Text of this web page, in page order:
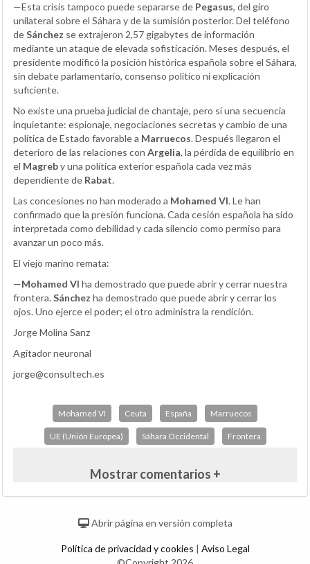
—Esta crisis tampoco puede separarse de Pegasus, del giro
unilateral sobre el Sáhara y de la sumisión posterior. Del teléfono
deSánchez se extrajeron 2,57 gigabytes de información
mediante un ataque de elevada sofisticación. Meses después, el
presidente modificó la posición histórica española sobre el Sáhara,
sin debate parlamentario, consenso político ni explicación
suficiente.
No existe una prueba judicial de chantaje, pero sí una secuencia
inquietante: espionaje, negociaciones secretas y cambio de una
política de Estado favorable a Marruecos. Después llegaron el
deterioro de las relaciones con Argelia, la pérdida de equilibrio en
el Magreby una política exterior española cada vez más
dependiente de Rabat.
Las concesiones no han moderado a Mohamed VI. Le han
confirmado que la presión funciona. Cada cesión española ha sido
interpretada como debilidad y cada silencio como permiso para
avanzar un poco más.
El viejo marino remata:
—Mohamed VI ha demostrado que puede abrir y cerrar nuestra
frontera.Sánchez ha demostrado que puede abrir y cerrar los
ojos. Uno ejerce el poder; el otro administra la rendición.
Jorge Molina Sanz
Agitador neuronal
jorge@consultech.es
Mohamed VI Ceuta España Marruecos
UE (Unión Europea) Sáhara Occidental Frontera
Mostrar comentarios +
Abrir página en versión completa
Política de privacidad y cookies | Aviso Legal